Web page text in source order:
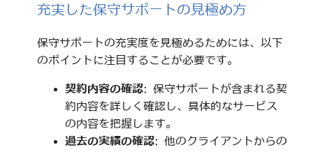
充実した保守サポートの見極め方
保守サポートの充実度を見極めるためには、以下
のポイントに注目することが必要です。
契約内容の確認: 保守サポートが含まれる契
約内容を詳しく確認し、具体的なサービス
の内容を把握します。
過去の実績の確認: 他のクライアントからの